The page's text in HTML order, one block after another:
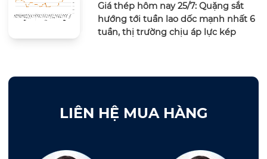
Giá thép hôm nay 25/7: Quặng sắt
hướng tới tuần lao dốc mạnh nhất 6
tuần, thị trường chịu áp lực kép
LIÊN HỆ MUA HÀNG